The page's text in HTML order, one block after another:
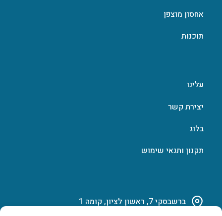
אחסון מוצפן
תוכנות
עלינו
יצירת קשר
בלוג
תקנון ותנאי שימוש
ברשבסקי 7, ראשון לציון, קומה 1